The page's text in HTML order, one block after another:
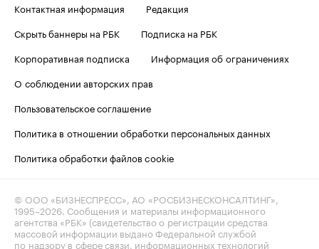
Контактная информация
Редакция
Скрыть баннеры на РБК
Подписка на РБК
Корпоративная подписка
Информация об ограничениях
О соблюдении авторских прав
Пользовательское соглашение
Политика в отношении обработки персональных данных
Политика обработки файлов cookie
© ООО «БИЗНЕСПРЕСС», АО «РОСБИЗНЕСКОНСАЛТИНГ»,
1995–2026. Сообщения и материалы информационного
агентства «РБК» (свидетельство о регистрации средства
массовой информации выдано Федеральной службой
по надзору в сфере связи, информационных технологий